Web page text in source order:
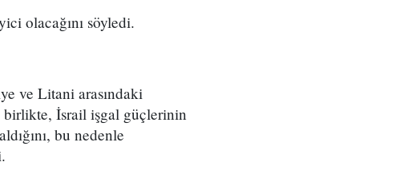
olacağını söyledi.
ve Litani arasındaki
birlikte, İsrail işgal güçlerinin
bu nedenle